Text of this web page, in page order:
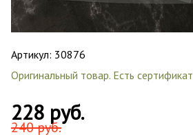
Артикул: 30876
Оригинальный товар. Есть сертификат
228 руб.
240 руб.